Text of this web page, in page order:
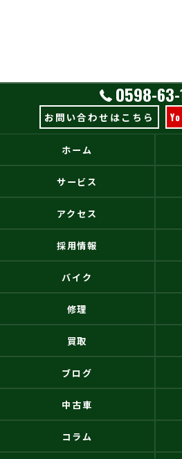
0598-63-
お問い合わせはこちら
ホーム
サービス
アクセス
採用情報
バイク
修理
買取
ブログ
中古車
コラム